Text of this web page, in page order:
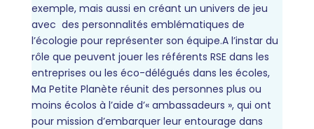
exemple, mais aussi en créant un univers de jeu
avec des personnalités emblématiques de
l’écologie pour représenter son équipe.A l’instar du
rôle que peuvent jouer les référents RSE dans les
entreprises ou les éco-délégués dans les écoles,
Ma Petite Planète réunit des personnes plus ou
moins écolos à l’aide d’« ambassadeurs », qui ont
pour mission d’embarquer leur entourage dans